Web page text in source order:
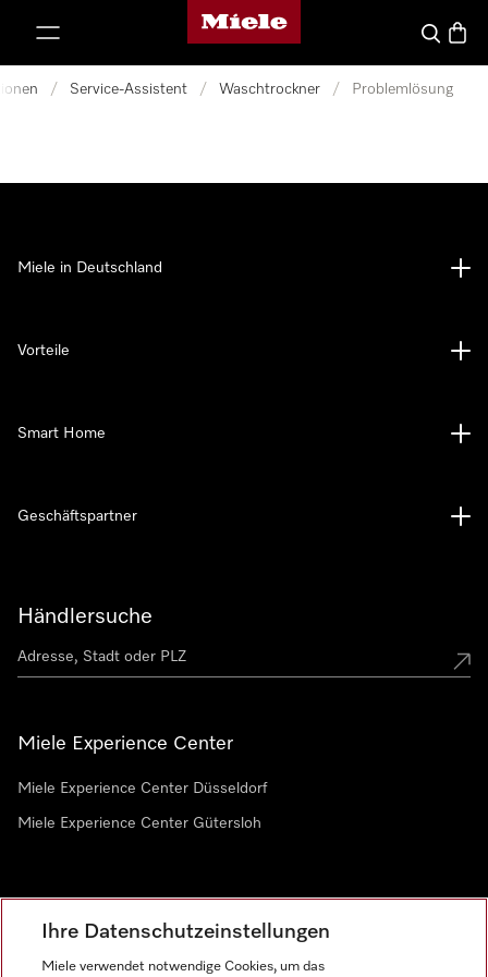
Miele-Homepage
Suche
/ Service-Assistent / Waschtrockner / Problemlösung
Händlersuche
Miele Experience Center
Miele Experience Center Düsseldorf
Miele Experience Center Gütersloh
Miele in Deutschland
Vorteile
Smart Home
Geschäftspartner
Ihre Datenschutzeinstellungen
Miele verwendet notwendige Cookies, um das